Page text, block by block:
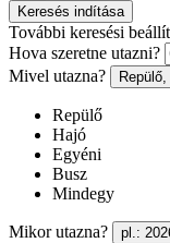
Keresés indítása
További keresési
Hova szeretne utazni?
Mivel utazna?
Repülő
Hajó
Egyéni
Busz
Mindegy
Mikor utazna? pl.: